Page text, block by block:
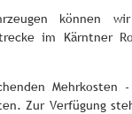
können
im Kärntner
Mehrkosten
Zur Verfügung